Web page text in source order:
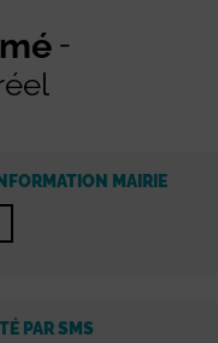
MAIRIE
PAR SMS